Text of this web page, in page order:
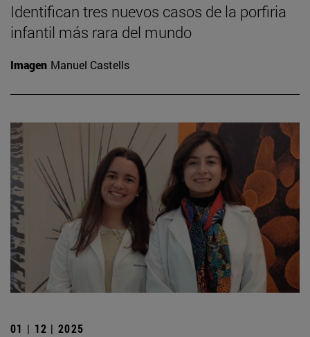
Identifican tres nuevos casos de la porfiria
infantil más rara del mundo
Imagen Manuel Castells
01 | 12 | 2025